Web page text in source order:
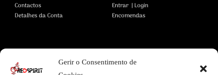
Gerir o Consentimento de
Contactos
Detalhes da Conta
Entrar | Login
Encomendas
Termos e Condições